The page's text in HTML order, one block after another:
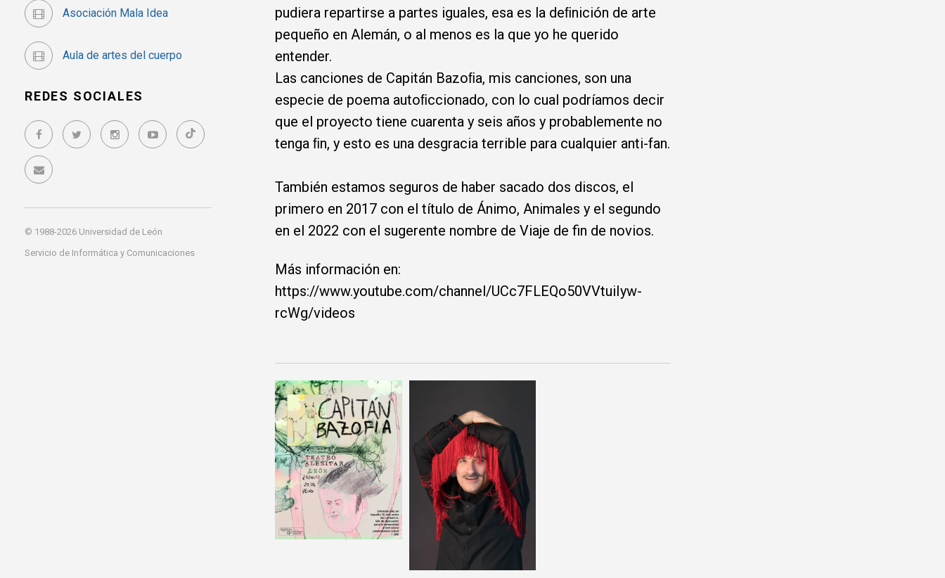
Asociación Mala Idea
Aula de artes del cuerpo
REDES SOCIALES
© 1988-2026 Universidad de León
Servicio de Informática y Comunicaciones
pudiera repartirse a partes iguales, esa es la deﬁnición de arte
pequeño en Alemán, o al menos es la que yo he querido
entender.
Las canciones de Capitán Bazoﬁa, mis canciones, son una
especie de poema autoﬁccionado, con lo cual podríamos decir
que el proyecto tiene cuarenta y seis años y probablemente no
tenga ﬁn, y esto es una desgracia terrible para cualquier anti-fan.
También estamos seguros de haber sacado dos discos, el
primero en 2017 con el título de Ánimo, Animales y el segundo
en el 2022 con el sugerente nombre de Viaje de fin de novios.
Más información en:
https://www.youtube.com/channel/UCc7FLEQo50VVtuiIyw-
rcWg/videos